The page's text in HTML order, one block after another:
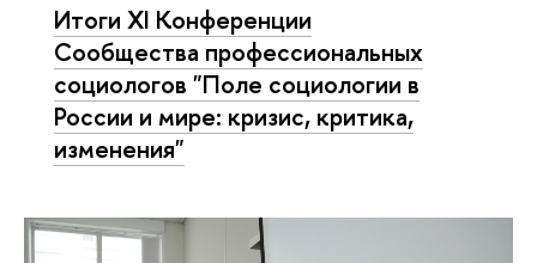
Итоги XI Конференции
Сообщества профессиональных
социологов "Поле социологии в
России и мире: кризис, критика,
изменения"